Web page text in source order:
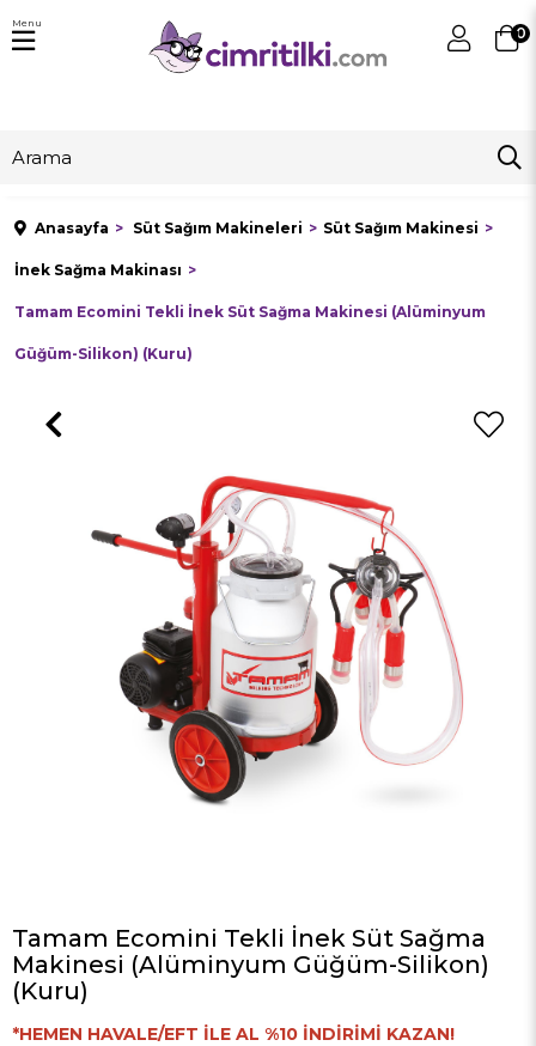
0
Menu
Anasayfa Süt Sağım Makineleri Süt Sağım Makinesi
İnek Sağma Makinası
Tamam Ecomini Tekli İnek Süt Sağma Makinesi (Alüminyum
Güğüm-Silikon) (Kuru)
Tamam Ecomini Tekli İnek Süt Sağma
Makinesi (Alüminyum Güğüm-Silikon)
(Kuru)
*HEMEN HAVALE/EFT İLE AL %10 İNDİRİMİ KAZAN!